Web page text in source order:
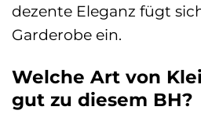
dezente Eleganz fügt
Garderobe ein.
Welche Art von
gut zu diesem BH?